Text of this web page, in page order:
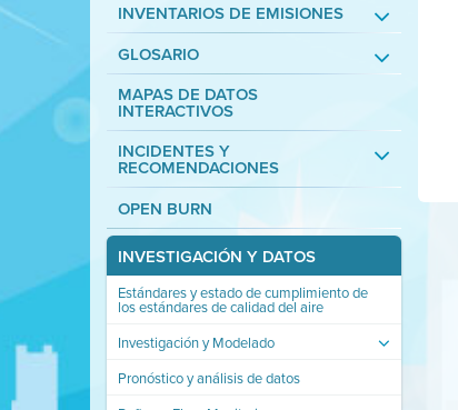
INVENTARIOS DE EMISIONES
GLOSARIO
MAPAS DE DATOS
INTERACTIVOS
INCIDENTES Y
RECOMENDACIONES
OPEN BURN
INVESTIGACIÓN Y DATOS
Estándares y estado de cumplimiento de
los estándares de calidad del aire
Investigación y Modelado
Pronóstico y análisis de datos